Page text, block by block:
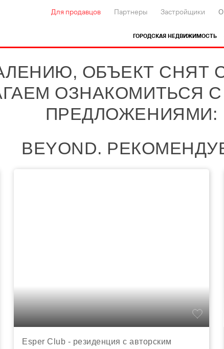
Для продавцов Партнеры Застройщики О
ГОРОДСКАЯ НЕДВИЖИМОСТЬ
ОБЪЕКТ СНЯТ
ОЗНАКОМИТЬСЯ
ПРЕДЛОЖЕНИЯМИ:
BEYOND.
Esper Club - резиденция с авторским